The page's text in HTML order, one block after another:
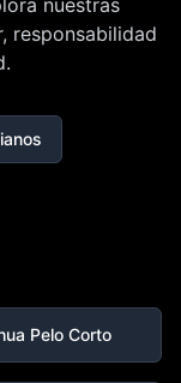
nuestras
responsabilidad
Pelo Corto